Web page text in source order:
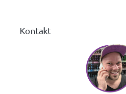
Kontakt